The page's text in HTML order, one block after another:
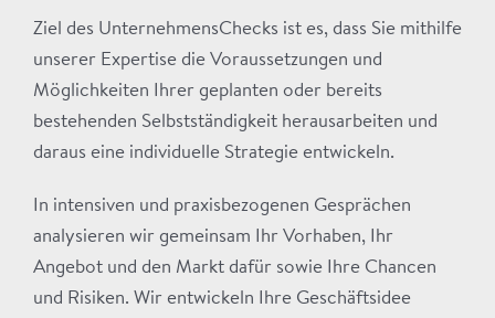
Ziel des UnternehmensChecks ist es, dass Sie mithilfe
unserer Expertise die Voraussetzungen und
Möglichkeiten Ihrer geplanten oder bereits
bestehenden Selbstständigkeit herausarbeiten und
daraus eine individuelle Strategie entwickeln.
In intensiven und praxisbezogenen Gesprächen
analysieren wir gemeinsam Ihr Vorhaben, Ihr
Angebot und den Markt dafür sowie Ihre Chancen
und Risiken. Wir entwickeln Ihre Geschäftsidee